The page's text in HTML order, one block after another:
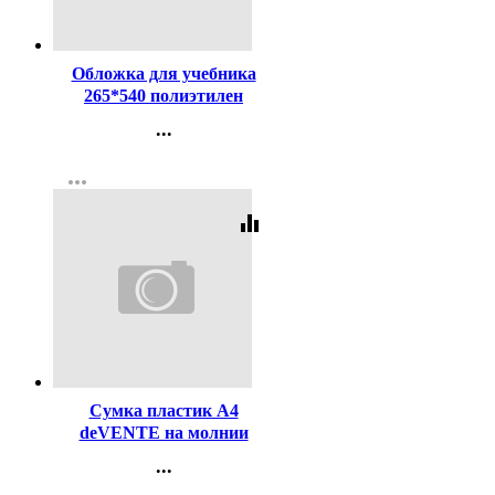
Обложка для учебника
265*540 полиэтилен
ПЕТЕРСОН М арт У 265
...
Регистрация
more_horiz
equalizer
Сумка пластик А4
deVENTE на молнии
девушка (Paris Girl) с
...